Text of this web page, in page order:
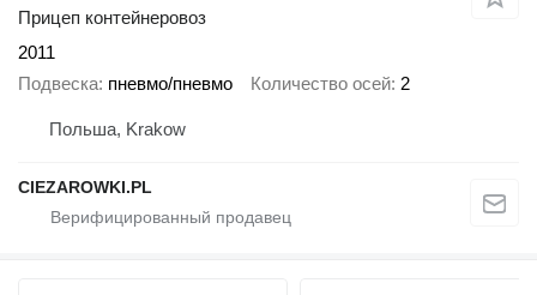
Прицеп контейнеровоз
2011
Подвеска пневмо/пневмо Количество осей 2
Польша, Krakow
CIEZAROWKI.PL